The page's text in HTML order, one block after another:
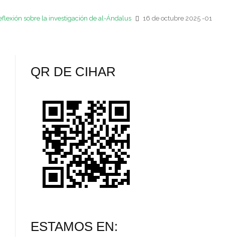
sobre la investigación de al-Ándalus 16 de octubre 2025 -01
QR DE CIHAR
ESTAMOS EN: